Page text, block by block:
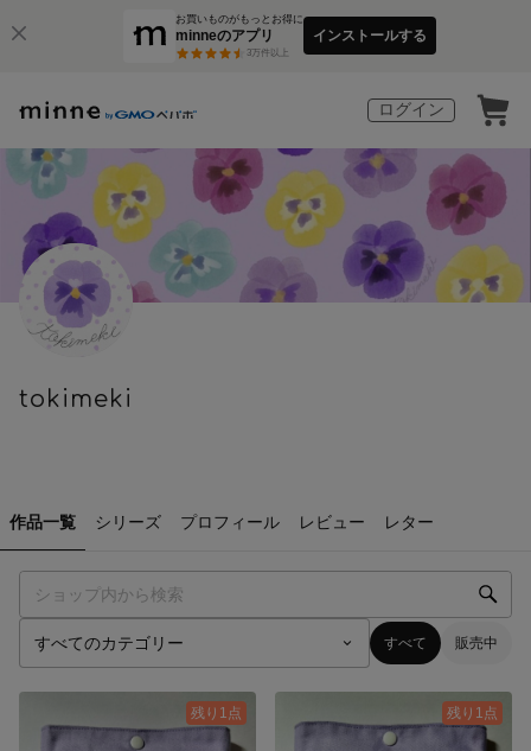
お買いものがもっとお得に
minneのアプリ
3万件以上
インストールする
ログイン
tokimeki
作品一覧 シリーズ プロフィール レビュー レター
すべて 販売中
残り1点 残り1点